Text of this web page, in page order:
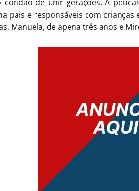
condão de unir gerações. A
pais e responsáveis com crianças
Manuela, de apena três anos e